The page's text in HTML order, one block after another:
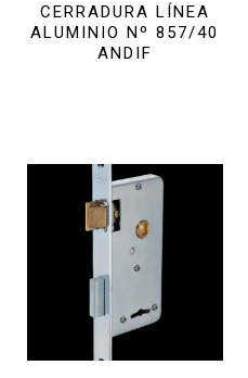
CERRADURA LÍNEA
ALUMINIO Nº 857/40
ANDIF